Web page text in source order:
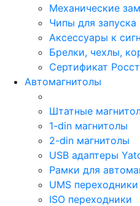
Механические
Чипы для запуска
Аксессуары к
Брелки, чехлы,
Сертификат
Автомагнитолы
Штатные
1-din магнитолы
2-din магнитолы
USB адаптеры
Рамки для
UMS
ISO переходники